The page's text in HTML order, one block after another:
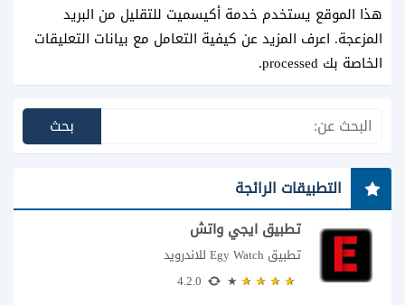
هذا الموقع يستخدم خدمة أكيسميت للتقليل من البريد
المزعجة. اعرف المزيد عن كيفية التعامل مع بيانات التعليقات
الخاصة بك processed
.
التطبيقات الرائجة
تطبيق ايجي واتش
تطبيق Egy Watch للاندرويد